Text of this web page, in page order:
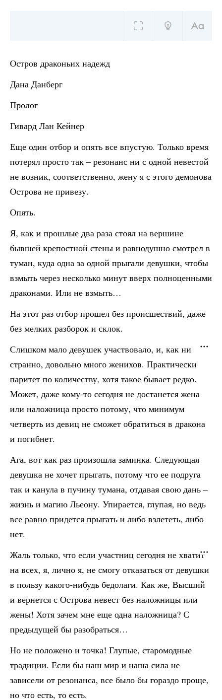
Остров драконьих надежд
Дана Данберг
Пролог
Гивард Лан Кейнер
Еще один отбор и опять все впустую. Только время
потерял просто так – резонанс ни с одной невестой
не возник, соответственно, жену я с этого демонова
Острова не привезу.
Опять.
Я, как и прошлые два раза стоял на вершине
бывшей крепостной стены и равнодушно смотрел в
туман, куда одна за одной прыгали девушки, чтобы
взмыть через несколько минут вверх полноценными
драконами. Или не взмыть…
На этот раз отбор прошел без происшествий, даже
без мелких разборок и склок.
Слишком мало девушек участвовало, и, как ни
странно, довольно много женихов. Практически
паритет по количеству, хотя такое бывает редко.
Может, даже кому-то сегодня не достанется жена
или наложница просто потому, что минимум
четверть из девиц не сможет обратиться в дракона
и погибнет.
Ага, вот как раз произошла заминка. Следующая
девушка не хочет прыгать, потому что ее подруга
так и канула в пучину тумана, отдавая свою дань –
жизнь и магию Льеону. Упирается, глупая, но ведь
все равно придется прыгать и либо взлететь, либо
нет.
Жаль только, что если участниц сегодня не хватит
на всех, я, лично я, не смогу отказаться от девушки
в пользу какого-нибудь бедолаги. Как же, Высший
и вернется с Острова невест без наложницы или
жены! Хотя зачем мне еще одна наложница? С
предыдущей бы разобраться…
Но не положено и точка! Глупые, старомодные
традиции. Если бы наш мир и наша сила не
зависели от резонанса, все было бы гораздо проще,
но что есть, то есть.